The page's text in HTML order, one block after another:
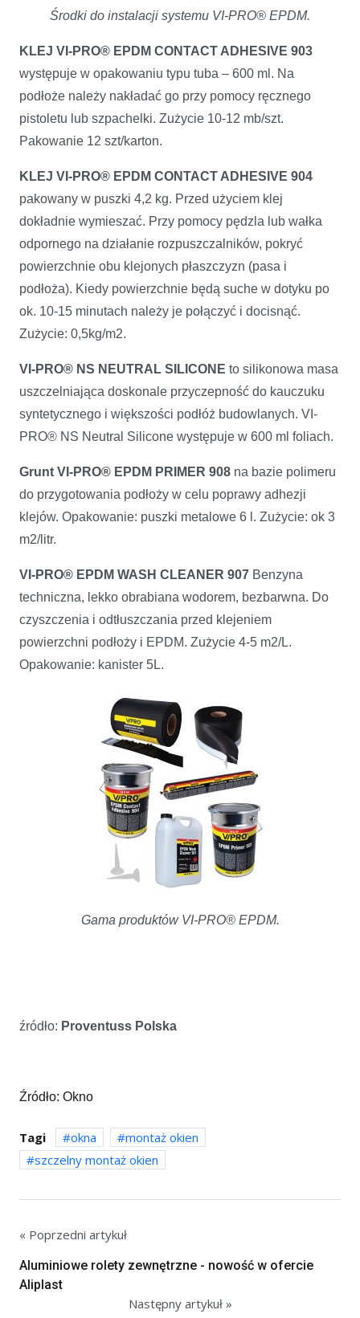
Środki do instalacji systemu VI-PRO® EPDM.
KLEJ VI-PRO® EPDM CONTACT ADHESIVE 903
występuje w opakowaniu typu tuba – 600 ml. Na
podłoże należy nakładać go przy pomocy ręcznego
pistoletu lub szpachelki. Zużycie 10-12 mb/szt.
Pakowanie 12 szt/karton.
KLEJ VI-PRO® EPDM CONTACT ADHESIVE 904
pakowany w puszki 4,2 kg. Przed użyciem klej
dokładnie wymieszać. Przy pomocy pędzla lub wałka
odpornego na działanie rozpuszczalników, pokryć
powierzchnie obu klejonych płaszczyzn (pasa i
podłoża). Kiedy powierzchnie będą suche w dotyku po
ok. 10-15 minutach należy je połączyć i docisnąć.
Zużycie: 0,5kg/m2.
VI-PRO® NS NEUTRAL SILICONE to silikonowa masa
uszczelniająca doskonale przyczep­ność do kauczuku
syntetycznego i większości podłóż budowlanych. VI-
PRO® NS Neutral Silicone występuje w 600 ml foliach.
Grunt VI-PRO® EPDM PRIMER 908 na bazie polimeru
do przygotowania podłoży w celu poprawy adhezji
klejów. Opakowanie: puszki metalowe 6 l. Zużycie: ok 3
m2/litr.
VI-PRO® EPDM WASH CLEANER 907 Benzyna
techniczna, lekko obrabiana wodorem, bezbarwna. Do
czyszczenia i odtłuszczania przed klejeniem
powierzchni podłoży i EPDM. Zużycie 4-5 m2/L.
Opakowanie: kanister 5L.
Gama produktów VI-PRO® EPDM.
źródło: Proventuss Polska
Źródło: Okno
Tagi okna
montaż okien
szczelny montaż okien
« Poprzedni artykuł
Aluminiowe rolety zewnętrzne - nowość w ofercie
Aliplast
Następny artykuł »